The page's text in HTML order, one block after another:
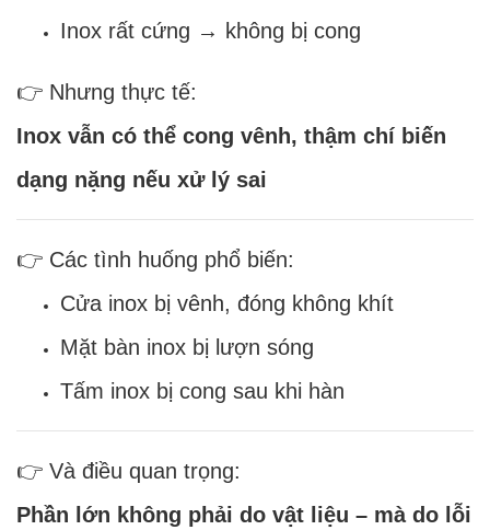
Inox rất cứng → không bị cong
👉 Nhưng thực tế:
Inox vẫn có thể cong vênh, thậm chí biến
dạng nặng nếu xử lý sai
👉 Các tình huống phổ biến:
Cửa inox bị vênh, đóng không khít
Mặt bàn inox bị lượn sóng
Tấm inox bị cong sau khi hàn
👉 Và điều quan trọng:
Phần lớn không phải do vật liệu – mà do lỗi